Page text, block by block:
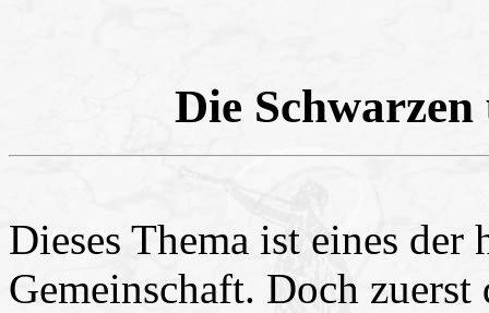
Die
Dieses Thema ist eines der
Gemeinschaft. Doch zuerst